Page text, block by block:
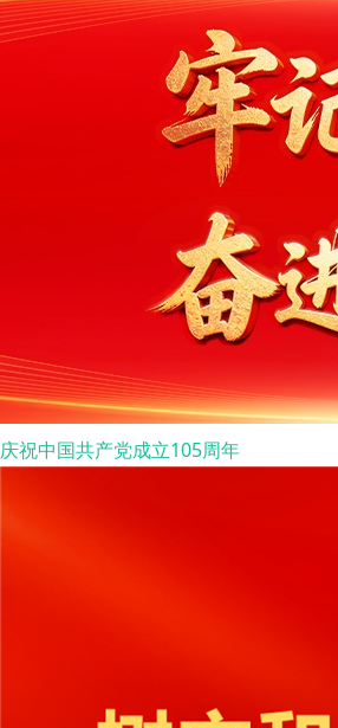
庆祝中国共产党成立105周年